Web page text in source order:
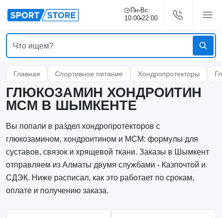
Пн-Вс:
10:00 22:00
Главная Спортивное питание Хондропротекторы
ГЛЮКОЗАМИН ХОНДРОИТИН
МСМ В ШЫМКЕНТЕ
Вы попали в раздел хондропротекторов с
глюкозамином, хондроитином и МСМ: формулы для
суставов, связок и хрящевой ткани. Заказы в Шымкент
отправляем из Алматы двумя службами - Казпочтой и
СДЭК. Ниже расписал, как это работает по срокам,
оплате и получению заказа.